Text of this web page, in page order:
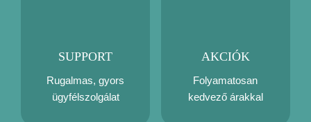
SUPPORT
Rugalmas, gyors
ügyfélszolgálat
AKCIÓK
Folyamatosan
kedvező árakkal